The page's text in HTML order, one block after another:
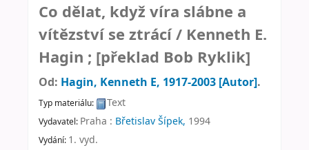
Co dělat, když víra slábne a
vítězství se ztrácí / Kenneth E.
Hagin ; [překlad Bob Ryklik]
Od: Hagin, Kenneth E, 1917-2003 [Autor].
Typ materiálu: Text
Vydavatel: Praha : Břetislav Šípek, 1994
Vydání: 1. vyd.